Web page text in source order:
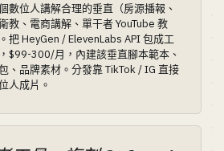
數位人講解合理的垂直（房源播報、
教、電商講解、單干者 YouTube 教
把 HeyGen / ElevenLabs API 包成工
$99-300/月，內建該垂直腳本範本、
、品牌素材。分發靠 TikTok / IG 直接
人成片。